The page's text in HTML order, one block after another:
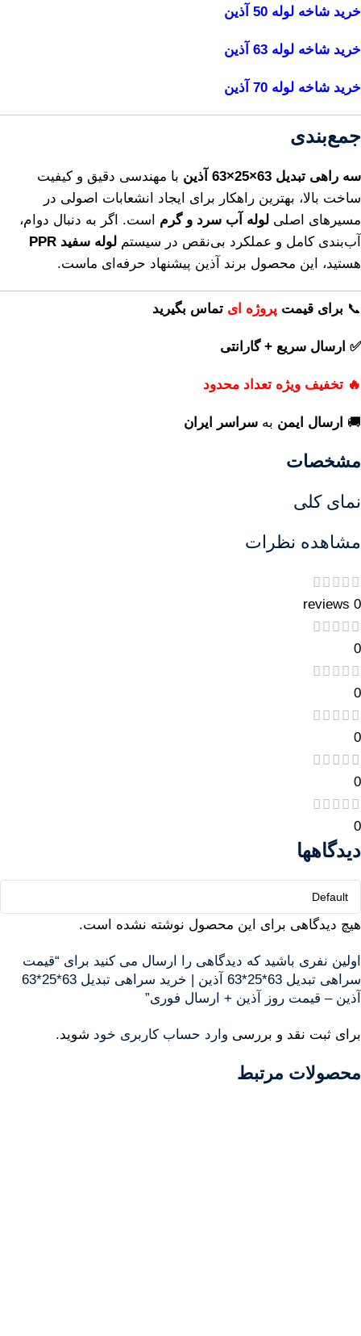
خرید شاخه لوله 50 آذین
خرید شاخه لوله 63 آذین
خرید شاخه لوله 70 آذین
جمع‌بندی
سه راهی تبدیل 63×25×63 آذین
با مهندسی دقیق و کیفیت
ساخت بالا، بهترین راهکار برای ایجاد انشعابات اصولی در
مسیرهای اصلی لوله آب سرد و گرم است. اگر به دنبال دوام،
آب‌بندی کامل و عملکرد بی‌نقص در سیستم لوله سفید PPR
هستید، این محصول برند آذین پیشنهاد حرفه‌ای ماست.
📞 برای قیمت پروژه ای تماس بگیرید
✅ ارسال سریع + گارانتی
🔥 تخفیف ویژه تعداد محدود
🚚 ارسال ایمن به سراسر ایران
مشخصات
نمای کلی
مشاهده نظرات
0 reviews
0
0
0
0
0
دیدگاهها
هیچ دیدگاهی برای این محصول نوشته نشده است.
اولین نفری باشید که دیدگاهی را ارسال می کنید برای “قیمت
سراهی تبدیل 63*25*63 آذین | خرید سراهی تبدیل 63*25*63
آذین – قیمت روز آذین + ارسال فوری”
برای ثبت نقد و بررسی وارد حساب کاربری خود شوید.
محصولات مرتبط